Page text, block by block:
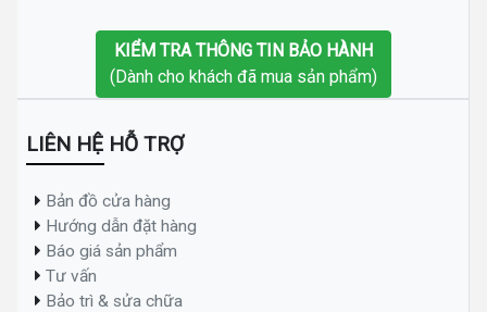
KIỂM TRA THÔNG TIN BẢO HÀNH
(Dành cho khách đã mua sản phẩm)
LIÊN HỆ HỖ TRỢ
Bản đồ cửa hàng
Hướng dẫn đặt hàng
Báo giá sản phẩm
Tư vấn
Bảo trì & sửa chữa